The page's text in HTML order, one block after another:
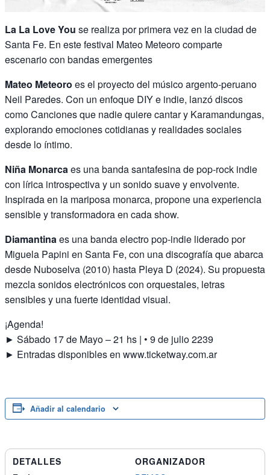
La La Love You se realiza por primera vez en la ciudad de
Santa Fe. En este festival Mateo Meteoro comparte
escenario con bandas emergentes
Mateo Meteoro es el proyecto del músico argento-peruano
Neil Paredes. Con un enfoque DIY e indie, lanzó discos
como Canciones que nadie quiere cantar y Karamandungas,
explorando emociones cotidianas y realidades sociales
desde lo íntimo.
Niña Monarcaes una banda santafesina de pop-rock indie
con lírica introspectiva y un sonido suave y envolvente.
Inspirada en la mariposa monarca, propone una experiencia
sensible y transformadora en cada show.
Diamantinaes una banda electro pop-indie liderado por
Miguela Papini en Santa Fe, con una discografía que abarca
desde Nuboselva (2010) hasta Pleya D (2024). Su propuesta
mezcla sonidos electrónicos con orquestales, letras
sensibles y una fuerte identidad visual.
¡Agenda!
► Sábado 17 de Mayo – 21 hs | • 9 de julio 2239
► Entradas disponibles en www.ticketway.com.ar
Añadir al calendario
DETALLES
ORGANIZADOR